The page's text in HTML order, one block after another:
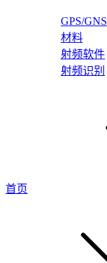
GPS/
材料
射频软件
射频识别
首页